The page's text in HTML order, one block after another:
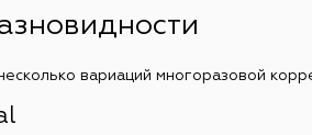
вариаций многоразовой